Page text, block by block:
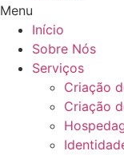
Menu
Início
Sobre Nós
Serviços
Criação
Criação